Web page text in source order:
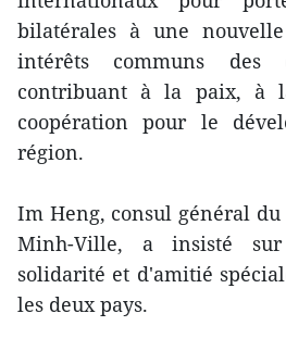
bilatérales à une
intérêts communs des
contribuant à la paix, à
coopération pour le
région.
Im Heng, consul général du
Minh-Ville, a insisté
solidarité et d'amitié
les deux pays.